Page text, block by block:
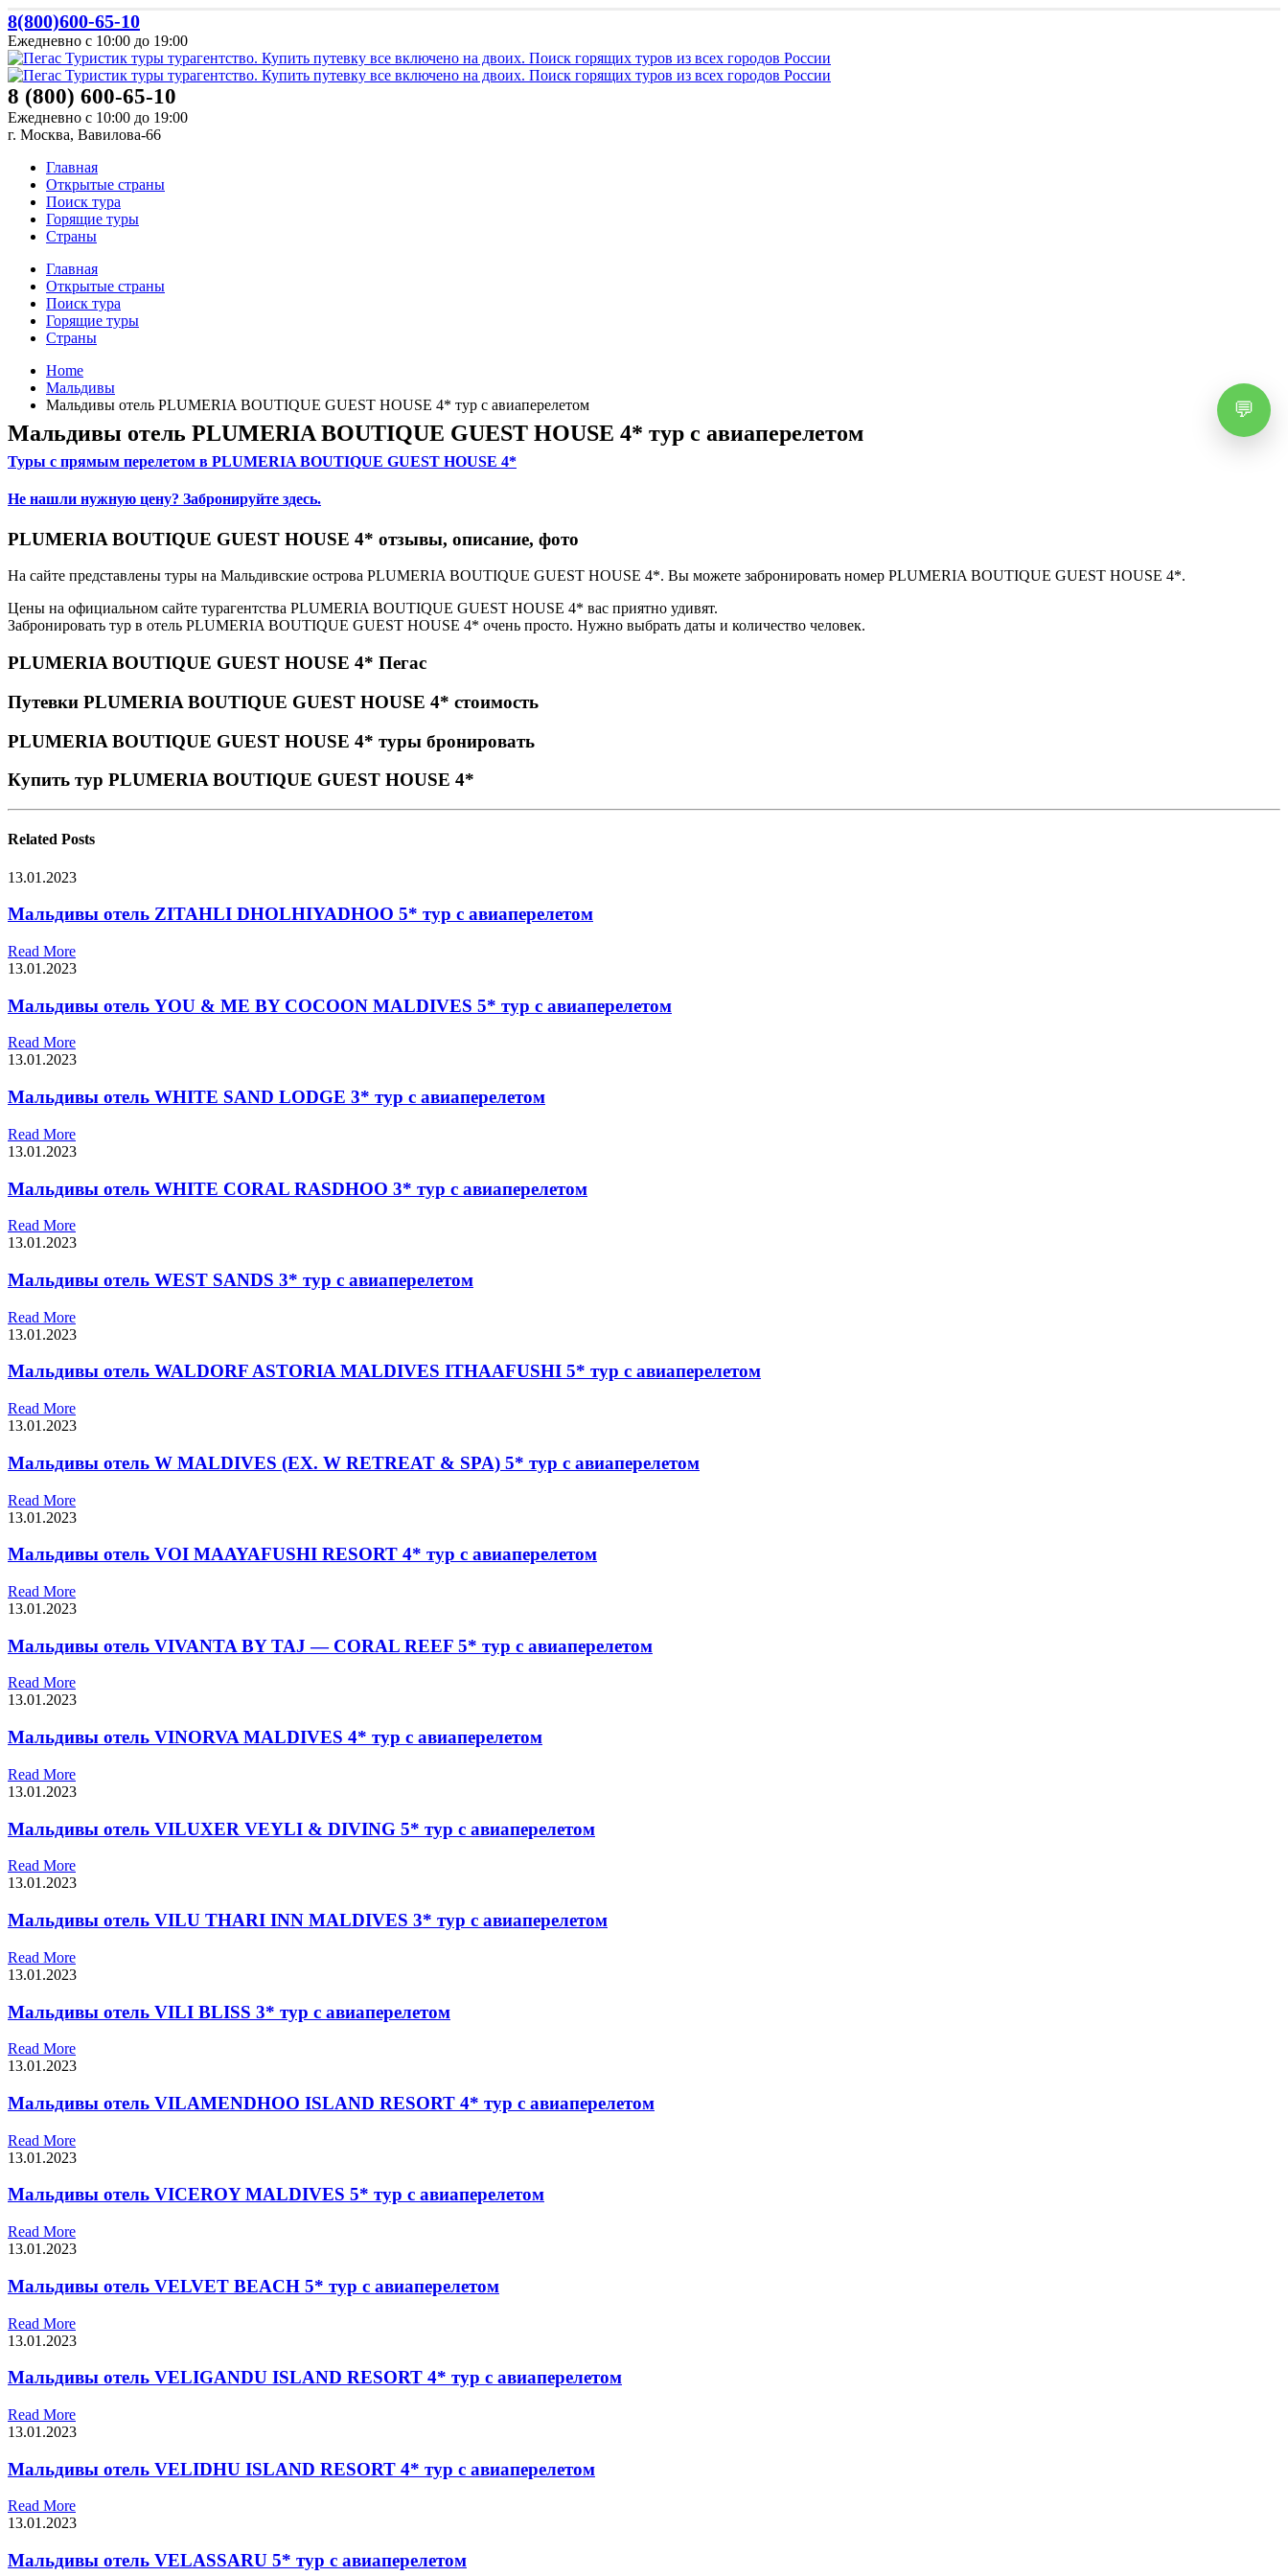
8(800)600-65-10
Ежедневно с 10:00 до 19:00
8 (800) 600-65-10
Ежедневно с 10:00 до 19:00
г. Москва, Вавилова-66
Главная
Открытые страны
Поиск тура
Горящие туры
Страны
Главная
Открытые страны
Поиск тура
Горящие туры
Страны
Home
Мальдивы
Мальдивы отель PLUMERIA BOUTIQUE GUEST HOUSE 4* тур с авиаперелетом
Мальдивы отель PLUMERIA BOUTIQUE GUEST HOUSE 4* тур с авиаперелетом
Туры с прямым перелетом в PLUMERIA BOUTIQUE GUEST HOUSE 4*
Не нашли нужную цену? Забронируйте здесь.
PLUMERIA BOUTIQUE GUEST HOUSE 4* отзывы, описание, фото
На сайте представлены туры на Мальдивские острова PLUMERIA BOUTIQUE GUEST HOUSE 4*. Вы можете забронировать номер PLUMERIA BOUTIQUE GUEST HOUSE 4*.
Цены на официальном сайте турагентства PLUMERIA BOUTIQUE GUEST HOUSE 4* вас приятно удивят.
Забронировать тур в отель PLUMERIA BOUTIQUE GUEST HOUSE 4* очень просто. Нужно выбрать даты и количество человек.
PLUMERIA BOUTIQUE GUEST HOUSE 4* Пегас
Путевки PLUMERIA BOUTIQUE GUEST HOUSE 4* стоимость
PLUMERIA BOUTIQUE GUEST HOUSE 4* туры бронировать
Купить тур PLUMERIA BOUTIQUE GUEST HOUSE 4*
Related Posts
13.01.2023
Мальдивы отель ZITAHLI DHOLHIYADHOO 5* тур с авиаперелетом
Read More
13.01.2023
Мальдивы отель YOU & ME BY COCOON MALDIVES 5* тур с авиаперелетом
Read More
13.01.2023
Мальдивы отель WHITE SAND LODGE 3* тур с авиаперелетом
Read More
13.01.2023
Мальдивы отель WHITE CORAL RASDHOO 3* тур с авиаперелетом
Read More
13.01.2023
Мальдивы отель WEST SANDS 3* тур с авиаперелетом
Read More
13.01.2023
Мальдивы отель WALDORF ASTORIA MALDIVES ITHAAFUSHI 5* тур с авиаперелетом
Read More
13.01.2023
Мальдивы отель W MALDIVES (EX. W RETREAT & SPA) 5* тур с авиаперелетом
Read More
13.01.2023
Мальдивы отель VOI MAAYAFUSHI RESORT 4* тур с авиаперелетом
Read More
13.01.2023
Мальдивы отель VIVANTA BY TAJ — CORAL REEF 5* тур с авиаперелетом
Read More
13.01.2023
Мальдивы отель VINORVA MALDIVES 4* тур с авиаперелетом
Read More
13.01.2023
Мальдивы отель VILUXER VEYLI & DIVING 5* тур с авиаперелетом
Read More
13.01.2023
Мальдивы отель VILU THARI INN MALDIVES 3* тур с авиаперелетом
Read More
13.01.2023
Мальдивы отель VILI BLISS 3* тур с авиаперелетом
Read More
13.01.2023
Мальдивы отель VILAMENDHOO ISLAND RESORT 4* тур с авиаперелетом
Read More
13.01.2023
Мальдивы отель VICEROY MALDIVES 5* тур с авиаперелетом
Read More
13.01.2023
Мальдивы отель VELVET BEACH 5* тур с авиаперелетом
Read More
13.01.2023
Мальдивы отель VELIGANDU ISLAND RESORT 4* тур с авиаперелетом
Read More
13.01.2023
Мальдивы отель VELIDHU ISLAND RESORT 4* тур с авиаперелетом
Read More
13.01.2023
Мальдивы отель VELASSARU 5* тур с авиаперелетом